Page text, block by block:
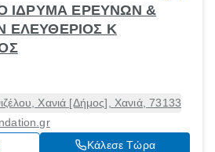
ΙΔΡΥΜΑ ΕΡΕΥΝΩΝ &
ΕΛΕΥΘΕΡΙΟΣ Κ
Χανιά [Δήμος], Χανιά, 73133
Κάλεσε Τώρα